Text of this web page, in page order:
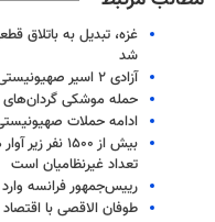
غزه، تبدیل به باتلاق
شد
آزادی ۲ اسیر صهیونیستی دیگر به دلایل «انسان‌دوستانه» از سوی حماس
حمله موشکی گردان‌های
ادامه حملات صهیونیستی به غزه/
بیش از ۱۵۰۰
تعداد غیرنظامیان است
رییس‌جمهور فرانسه
طوفان الاقصی با